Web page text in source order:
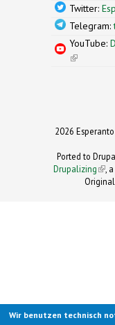
Twitter:
Telegram:
YouTube:
(link is
2026
Ported to
Drupalizing
,
Wir benutzen technisch